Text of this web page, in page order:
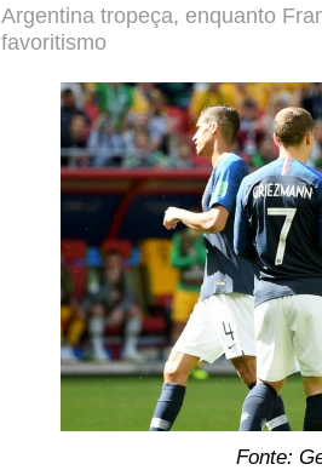
Argentina tropeça, enquanto
favoritismo
Fonte: